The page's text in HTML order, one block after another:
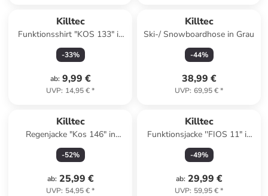
Killtec
Funktionsshirt "KOS 133" in
Grün
-33%
ab: 9,99 €
UVP: 14,95 €*
Killtec
Ski-/ Snowboardhose in Grau
-44%
38,99 €
UVP: 69,95 €*
Killtec
Regenjacke "Kos 146" in
Hellblau
-52%
ab: 25,99 €
UVP: 54,95 €*
Killtec
Funktionsjacke ''FIOS 11" in
Grün
-49%
ab: 29,99 €
UVP: 59,95 €*